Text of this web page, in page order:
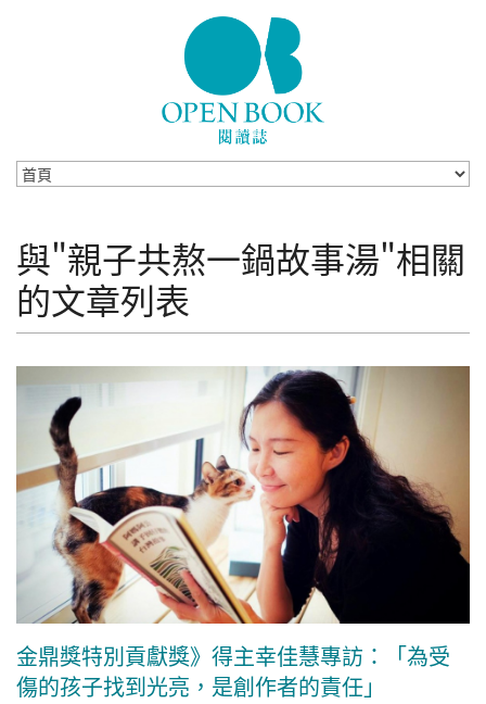
與"親子共熬一鍋故事湯"相關
的文章列表
金鼎獎特別貢獻獎》得主幸佳慧專訪：「為受
傷的孩子找到光亮，是創作者的責任」